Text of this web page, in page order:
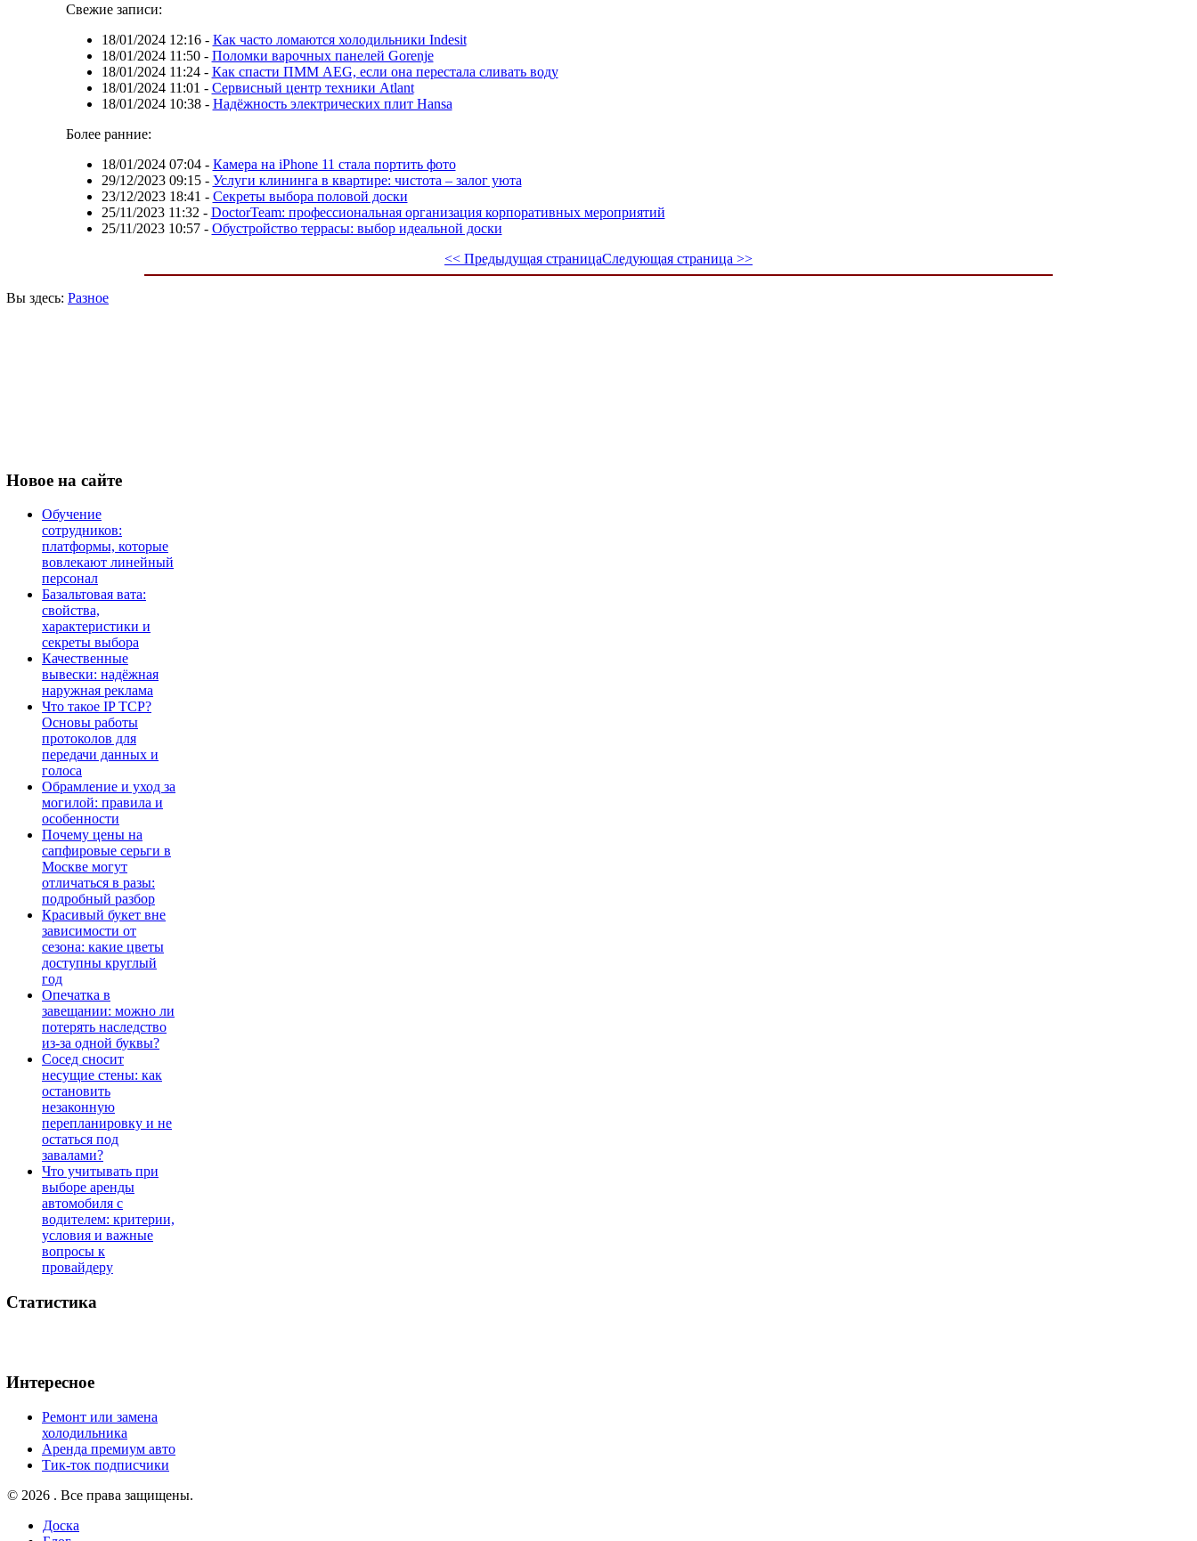
Свежие записи:
18/01/2024 12:16- Как часто ломаются холодильники Indesit
18/01/2024 11:50- Поломки варочных панелей Gorenje
18/01/2024 11:24- Как спасти ПММ AEG, если она перестала сливать воду
18/01/2024 11:01 - Сервисный центр техники Atlant
18/01/2024 10:38- Надёжность электрических плит Hansa
Более ранние:
18/01/2024 07:04- Камера на iPhone 11 стала портить фото
29/12/2023 09:15- Услуги клининга в квартире: чистота – залог уюта
23/12/2023 18:41 - Секреты выбора половой доски
25/11/2023 11:32 - DoctorTeam: профессиональная организация корпоративных мероприятий
25/11/2023 10:57- Обустройство террасы: выбор идеальной доски
<< Предыдущая страницаСледующая страница >>
Вы здесь: Разное
Новое на сайте
Обучение
сотрудников:
платформы, которые
вовлекают линейный
персонал
Базальтовая вата:
свойства,
характеристики и
секреты выбора
Качественные
вывески: надёжная
наружная реклама
Что такое IP TCP?
Основы работы
протоколов для
передачи данных и
голоса
Обрамление и уход за
могилой: правила и
особенности
Почему цены на
сапфировые серьги в
Москве могут
отличаться в разы:
подробный разбор
Красивый букет вне
зависимости от
сезона: какие цветы
доступны круглый
год
Опечатка в
завещании: можно ли
потерять наследство
из-за одной буквы?
Сосед сносит
несущие стены: как
остановить
незаконную
перепланировку и не
остаться под
завалами?
Что учитывать при
выборе аренды
автомобиля с
водителем: критерии,
условия и важные
вопросы к
провайдеру
Статистика
Интересное
Ремонт или замена
холодильника
Аренда премиум авто
Тик-ток подписчики
© 2026 . Все права защищены.
Доска